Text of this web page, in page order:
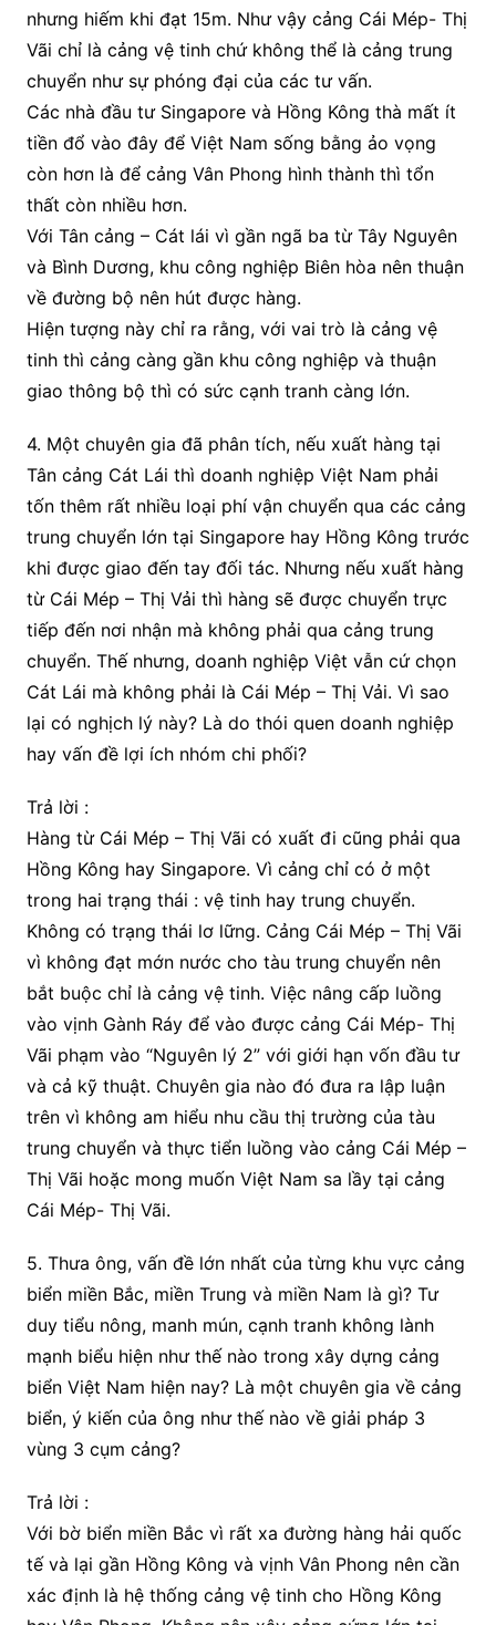
nhưng hiếm khi đạt 15m. Như vậy cảng Cái Mép- Thị
Vãi chỉ là cảng vệ tinh chứ không thể là cảng trung
chuyển như sự phóng đại của các tư vấn.
Các nhà đầu tư Singapore và Hồng Kông thà mất ít
tiền đổ vào đây để Việt Nam sống bằng ảo vọng
còn hơn là để cảng Vân Phong hình thành thì tổn
thất còn nhiều hơn.
Với Tân cảng – Cát lái vì gần ngã ba từ Tây Nguyên
và Bình Dương, khu công nghiệp Biên hòa nên thuận
về đường bộ nên hút được hàng.
Hiện tượng này chỉ ra rằng, với vai trò là cảng vệ
tinh thì cảng càng gần khu công nghiệp và thuận
giao thông bộ thì có sức cạnh tranh càng lớn.
4. Một chuyên gia đã phân tích, nếu xuất hàng tại
Tân cảng Cát Lái thì doanh nghiệp Việt Nam phải
tốn thêm rất nhiều loại phí vận chuyển qua các cảng
trung chuyển lớn tại Singapore hay Hồng Kông trước
khi được giao đến tay đối tác. Nhưng nếu xuất hàng
từ Cái Mép – Thị Vải thì hàng sẽ được chuyển trực
tiếp đến nơi nhận mà không phải qua cảng trung
chuyển. Thế nhưng, doanh nghiệp Việt vẫn cứ chọn
Cát Lái mà không phải là Cái Mép – Thị Vải. Vì sao
lại có nghịch lý này? Là do thói quen doanh nghiệp
hay vấn đề lợi ích nhóm chi phối?
Trả lời :
Hàng từ Cái Mép – Thị Vãi có xuất đi cũng phải qua
Hồng Kông hay Singapore. Vì cảng chỉ có ở một
trong hai trạng thái : vệ tinh hay trung chuyển.
Không có trạng thái lơ lững. Cảng Cái Mép – Thị Vãi
vì không đạt mớn nước cho tàu trung chuyển nên
bắt buộc chỉ là cảng vệ tinh. Việc nâng cấp luồng
vào vịnh Gành Ráy để vào được cảng Cái Mép- Thị
Vãi phạm vào “Nguyên lý 2” với giới hạn vốn đầu tư
và cả kỹ thuật. Chuyên gia nào đó đưa ra lập luận
trên vì không am hiểu nhu cầu thị trường của tàu
trung chuyển và thực tiển luồng vào cảng Cái Mép –
Thị Vãi hoặc mong muốn Việt Nam sa lầy tại cảng
Cái Mép- Thị Vãi.
5. Thưa ông, vấn đề lớn nhất của từng khu vực cảng
biển miền Bắc, miền Trung và miền Nam là gì? Tư
duy tiểu nông, manh mún, cạnh tranh không lành
mạnh biểu hiện như thế nào trong xây dựng cảng
biển Việt Nam hiện nay? Là một chuyên gia về cảng
biển, ý kiến của ông như thế nào về giải pháp 3
vùng 3 cụm cảng?
Trả lời :
Với bờ biển miền Bắc vì rất xa đường hàng hải quốc
tế và lại gần Hồng Kông và vịnh Vân Phong nên cần
xác định là hệ thống cảng vệ tinh cho Hồng Kông